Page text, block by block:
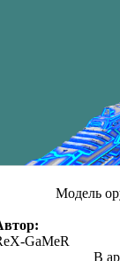
Модель
GaMeR
В